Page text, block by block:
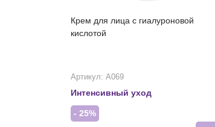
Крем для лица с гиалуроновой
кислотой
Артикул: А069
Интенсивный уход
- 25%